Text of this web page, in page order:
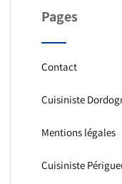
Pages
Contact
Cuisiniste
Mentions légales
Cuisiniste